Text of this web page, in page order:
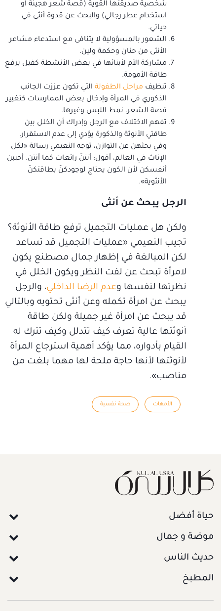
شخصية صديقتها القوية (قصة شعر هجينة أو
استخدام عطر رجالي) والبحث عن قدوة أنثى في
حياتي.
الشعور بالمسؤولية لا يتنافى مع استدعاء مشاعر
الأنثى من حنان وحكمة ولين.
مشاركة الأم لأبنائها في بعض الأنشطة كفيل برفع
طاقة الأمومة.
تنظيف مراحل الطفولة التي تكون عززت الجانب
الذكوري في المرأة وإدخال بعض الممارسات كتغيير
قصة الشعر، نمط اللبس وغيرها.
تفهم الاختلاف مع الرجل وإدراك أن الخلل بين
طاقتي الأنوثة والذكورة يؤدي إلى عدم الاستقرار.
وفي بحثهن عن التوازن، توجه النعيمي رسالة «لكل
الإناث في العالم، أقول: أنتنّ رائعات كما أنتن. أحببن
أنفسكن لأن الكون يحتاج لوجودكنّ بطاقتكنّ
الأنثوية».
الرجل يبحث عن أنثى
ولكن هل عمليات التجميل ترفع طاقة الأنوثة؟
تجيب النعيمي «عمليات التجميل قد تساعد
لكن المبالغة في إظهار جمال مصطنع يكون
لامرأة تبحث عن لفت النظر ويكون الخلل في
نظرتها لنفسها وعدم الرضا الداخلي، والرجل
يبحث عن امرأة تكمله وعن أنثى تحتويه وبالتالي
قد يبحث عن امرأة غير جميلة ولكن طاقة
أنوثتها عالية تعرف كيف تتدلل وكيف تترك له
القيام بأدواره، مما يؤكد أهمية استرجاع المرأة
لأنوثتها لأنها حاجة ملحة لها مهما بلغت من
مناصب».
الأمهات صحة نفسية
حياة أفضل
موضة و جمال
حديث الناس
المطبخ